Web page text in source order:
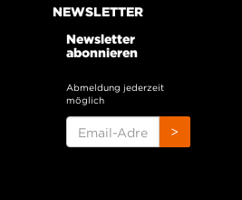
NEWSLETTER
Newsletter
abonnieren
Abmeldung jederzeit
möglich
ADRESSE
>